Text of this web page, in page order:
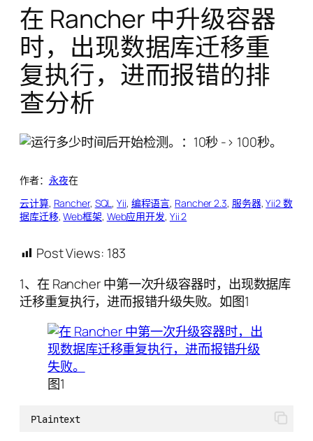
在 Rancher 中升级容器
时，出现数据库迁移重
复执行，进而报错的排
查分析
作者： 永夜在
云计算, Rancher, SQL, Yii, 编程语言, Rancher 2.3, 服务器, Yii2 数
据库迁移, Web框架, Web应用开发, Yii 2
Post Views: 183
1、在 Rancher 中第一次升级容器时，出现数据库
迁移重复执行，进而报错升级失败。如图1
图1
Plaintext